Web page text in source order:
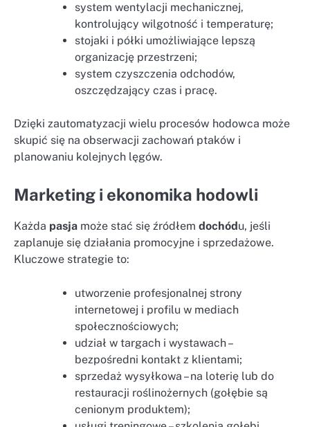
system wentylacji mechanicznej,
kontrolujący wilgotność i temperaturę;
stojaki i półki umożliwiające lepszą
organizację przestrzeni;
system czyszczenia odchodów,
oszczędzający czas i pracę.
Dzięki zautomatyzacji wielu procesów hodowca może
skupić się na obserwacji zachowań ptaków i
planowaniu kolejnych lęgów.
Marketing i ekonomika hodowli
Każda pasja może stać się źródłem dochód u, jeśli
zaplanuje się działania promocyjne i sprzedażowe.
Kluczowe strategie to:
utworzenie profesjonalnej strony
internetowej i profilu w mediach
społecznościowych;
udział w targach i wystawach –
bezpośredni kontakt z klientami;
sprzedaż wysyłkowa – na loterię lub do
restauracji roślinożernych (gołębie są
cenionym produktem);